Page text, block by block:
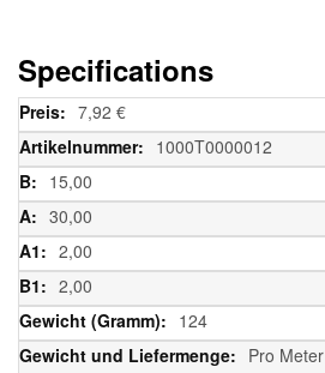
Specifications
Weitere
Informationen
7,92 €
1000T0000012
15,00
30,00
2,00
2,00
124
Pro Meter